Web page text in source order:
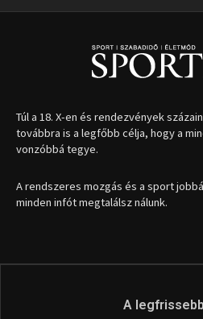
Túl a 18. X-en és rendezvények
továbbra is a legfőbb célja, hogy a
vonzóbbá tegye.
A rendszeres mozgás és a sport
minden infót megtalálsz nálunk.
A